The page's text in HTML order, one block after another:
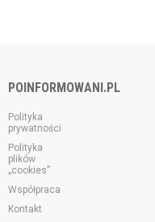
POINFORMOWANI.PL
Polityka
prywatności
Polityka
plików
„cookies”
Współpraca
Kontakt